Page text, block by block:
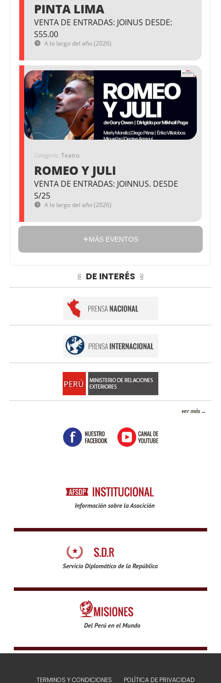
PINTA LIMA
VENTA DE ENTRADAS: JOINUS DESDE:
S55.00
A lo largo del año (2026)
Categoría Teatro
ROMEO Y JULI
VENTA DE ENTRADAS: JOINNUS. DESDE
S/25
A lo largo del año (2026)
MÁS EVENTOS
DE INTERÉS
ver más
TERMINOS Y CONDICIONES POLÍTICA DE PRIVACIDAD